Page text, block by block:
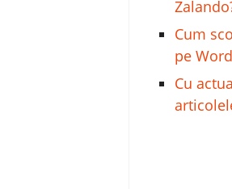
Cum
pe
Cu